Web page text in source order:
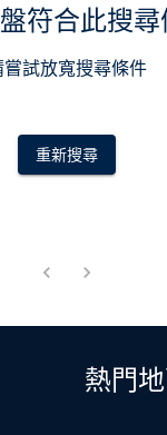
符合此搜
嘗試放寬搜尋條件
重新搜尋
熱門